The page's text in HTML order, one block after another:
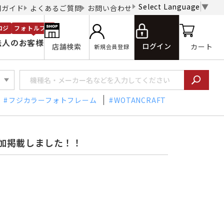
イド よくあるご質問 お問い合わせ Select Language ▼
のお客様
ジ フォトルプロ
店舗検索 新規会員登録 ログイン カート
フジカラーフォトフレーム WOTANCRAFT
載しました！！